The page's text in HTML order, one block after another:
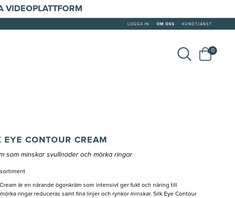
VIDEOPLATTFORM
LOGGA IN OM OSS KUNDTJÄNST
0
EYE CONTOUR CREAM
som minskar svullnader och mörka ringar
är en närande ögonkräm som intensivt ger fukt och näring till
ringar reduceras samt fina linjer och rynkor minskar. Silk Eye Contour